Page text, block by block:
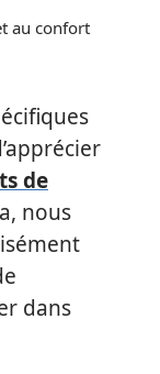
au confort
de
nous
dans